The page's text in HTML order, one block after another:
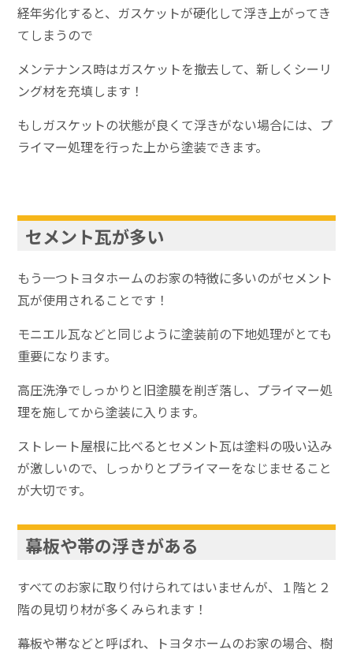
経年劣化すると、ガスケットが硬化して浮き上がってき
てしまうので
メンテナンス時はガスケットを撤去して、新しくシーリ
ング材を充填します！
もしガスケットの状態が良くて浮きがない場合には、プ
ライマー処理を行った上から塗装できます。
セメント瓦が多い
もう一つトヨタホームのお家の特徴に多いのがセメント
瓦が使用されることです！
モニエル瓦などと同じように塗装前の下地処理がとても
重要になります。
高圧洗浄でしっかりと旧塗膜を削ぎ落し、プライマー処
理を施してから塗装に入ります。
ストレート屋根に比べるとセメント瓦は塗料の吸い込み
が激しいので、しっかりとプライマーをなじませること
が大切です。
幕板や帯の浮きがある
すべてのお家に取り付けられてはいませんが、１階と２
階の見切り材が多くみられます！
幕板や帯などと呼ばれ、トヨタホームのお家の場合、樹